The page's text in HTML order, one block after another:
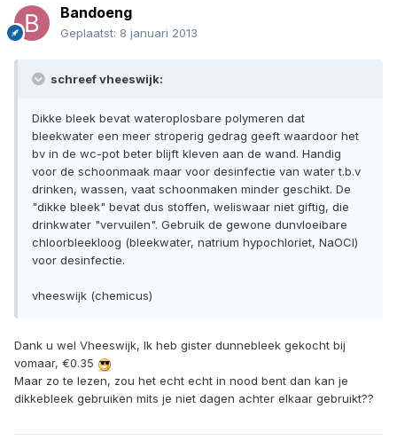
Bandoeng
Geplaatst: 8 januari 2013
schreef vheeswijk:
Dikke bleek bevat wateroplosbare polymeren dat
bleekwater een meer stroperig gedrag geeft waardoor het
bv in de wc-pot beter blijft kleven aan de wand. Handig
voor de schoonmaak maar voor desinfectie van water t.b.v
drinken, wassen, vaat schoonmaken minder geschikt. De
"dikke bleek" bevat dus stoffen, weliswaar niet giftig, die
drinkwater "vervuilen". Gebruik de gewone dunvloeibare
chloorbleekloog (bleekwater, natrium hypochloriet, NaOCl)
voor desinfectie.
vheeswijk (chemicus)
Dank u wel Vheeswijk, Ik heb gister dunnebleek gekocht bij
vomaar, €0.35
Maar zo te lezen, zou het echt echt in nood bent dan kan je
dikkebleek gebruiken mits je niet dagen achter elkaar gebruikt??